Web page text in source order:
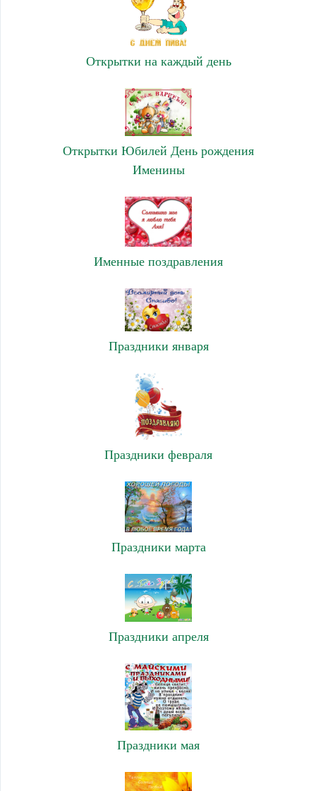
Открытки на каждый день
Открытки Юбилей День рождения
Именины
Именные поздравления
Праздники января
Праздники февраля
Праздники марта
Праздники апреля
Праздники мая